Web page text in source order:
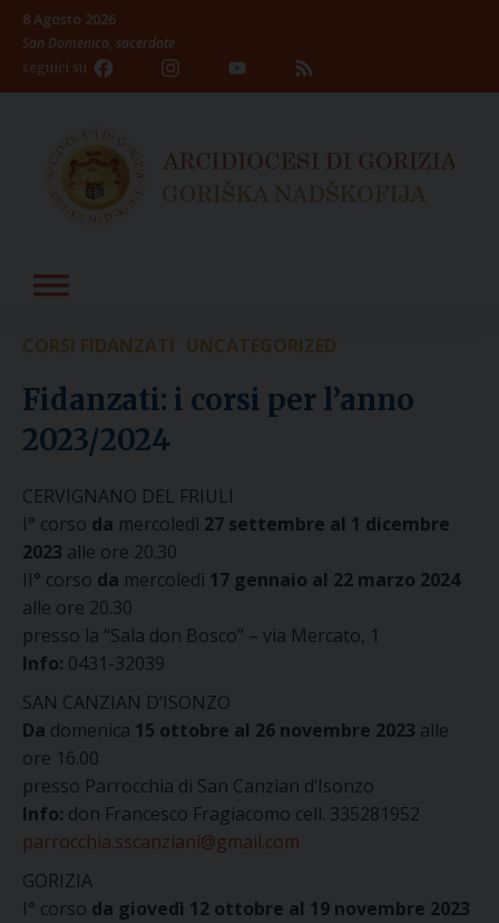
Skip
content
8 Agosto 2026
San Domenico, sacerdote
seguici su Facebook InstagramYouTube
Channel
CORSI FIDANZATI UNCATEGORIZED
Fidanzati: i corsi per l’anno
2023/2024
CERVIGNANO DEL FRIULI
I° corso da mercoledì 27 settembre al 1 dicembre
2023 alle ore 20.30
II° corso da mercoledì 17 gennaio al 22 marzo 2024
alle ore 20.30
presso la “Sala don Bosco” – via Mercato, 1
Info: 0431-32039
SAN CANZIAN D’ISONZO
Da domenica 15 ottobre al 26 novembre 2023 alle
ore 16.00
presso Parrocchia di San Canzian d’Isonzo
Info: don Francesco Fragiacomo cell. 335281952
parrocchia.sscanziani@gmail.com
GORIZIA
I° corso da giovedì 12 ottobre al 19 novembre 2023